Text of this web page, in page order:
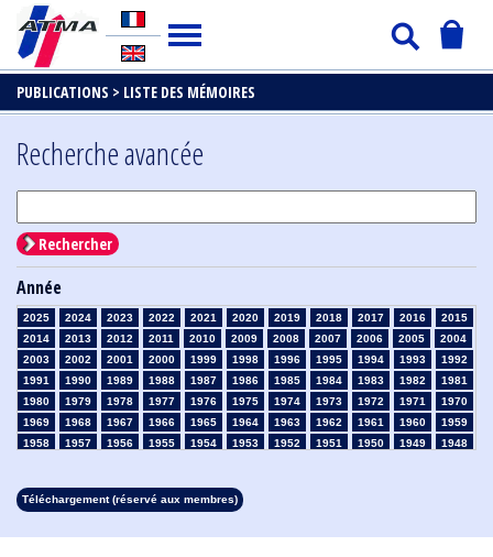
PUBLICATIONS > LISTE DES MÉMOIRES
Recherche avancée
Rechercher
Année
2025 2024 2023 2022 2021 2020 2019 2018 2017 2016
2015
2014
2013 2012 2011 2010 2009 2008 2007 2006 2005
2004
2003
2002 2001 2000 1999 1998 1996 1995 1994 1993
1992
1991
1990 1989 1988 1987 1986 1985 1984 1983 1982
1981
1980
1979 1978 1977 1976 1975 1974 1973 1972 1971
1970
1969
1968 1967 1966 1965 1964 1963 1962 1961 1960
1959
1958
1957 1956 1955 1954 1953 1952 1951 1950 1949
1948
1913
1912 1911 1910 1909 1908
Téléchargement (réservé aux membres)